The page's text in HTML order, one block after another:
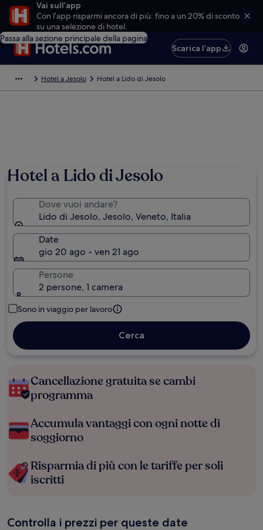
Vai sull’app
Con l’app risparmi ancora di più: fino a un 20% di sconto
su una selezione di hotel.
Passa alla sezione principale della pagina
Scarica l’app
Hotel a Jesolo Hotel a Lido di Jesolo
Hotel a Lido di Jesolo
Dove vuoi andare?
Lido di Jesolo, Jesolo, Veneto, Italia
Date
gio 20 ago - ven 21 ago
Persone
2 persone, 1 camera
Sono in viaggio per lavoro
Cerca
Cancellazione gratuita se cambi
programma
Accumula vantaggi con ogni notte di
soggiorno
Risparmia di più con le tariffe per soli
iscritti
Controlla i prezzi per queste date